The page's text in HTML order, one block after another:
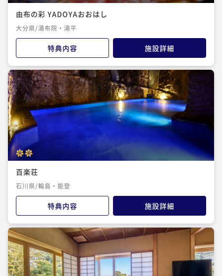
由布の彩 YADOYAおおはし
大分県/湯布院・湯平
特典内容 施設詳細
百楽荘
石川県/輪島・能登
特典内容 施設詳細